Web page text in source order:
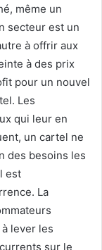
même un
secteur est un
à offrir aux
à des prix
pour un nouvel
Les
qui leur en
un cartel ne
des besoins les
est
La
lever les
sur le